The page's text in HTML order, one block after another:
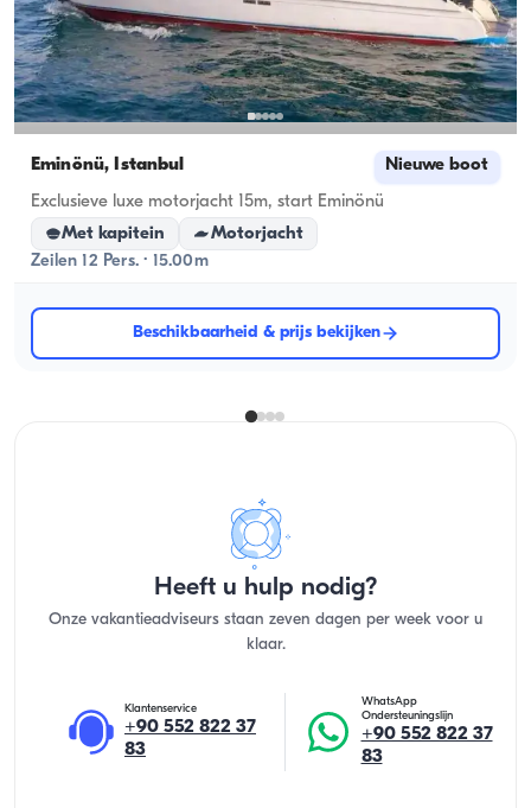
Eminönü, İstanbul Nieuwe boot
Exclusieve luxe motorjacht 15m, start Eminönü
Met kapitein
Motorjacht
Zeilen 12 Pers. · 15.00m
Beschikbaarheid & prijs bekijken
Heeft u hulp nodig?
Onze vakantieadviseurs staan zeven dagen per week voor u
klaar.
Klantenservice
+90 552 822 37
83
WhatsApp
Ondersteuningslijn
+90 552 822 37
83